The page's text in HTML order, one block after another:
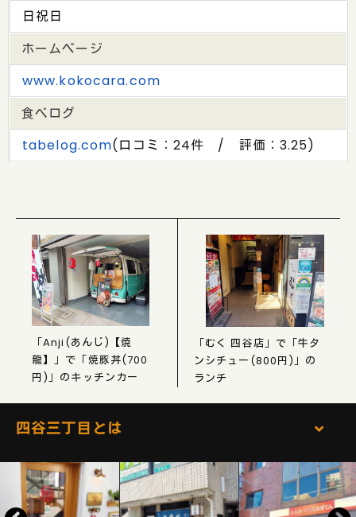
日祝日
ホームページ
www.kokocara.com
食べログ
tabelog.com(口コミ：24件 / 評価：3.25)
「Anji(あんじ)【焼
龍】」で「焼豚丼(700
円)」のキッチンカー
「むく 四谷店」で「牛タ
ンシチュー(800円)」の
ランチ
四谷三丁目とは